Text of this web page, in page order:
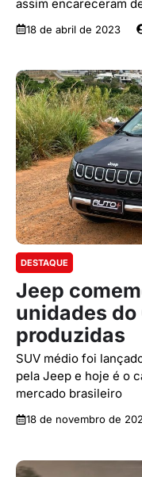
assim encareceram
18 de abril de 2023
DESTAQUE
Jeep
unidades do
produzidas
SUV médio foi
pela Jeep e hoje é o
mercado brasileiro
18 de novembro de